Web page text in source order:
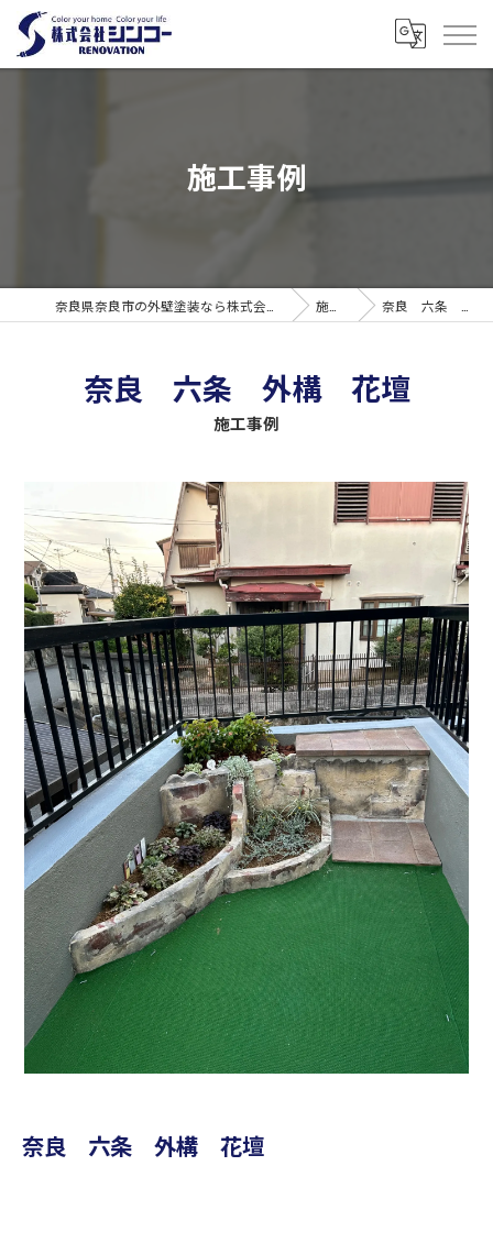
施工事例
施工事例 奈良 六条 外構 花壇
施工事例
奈良 六条 外構 花壇
奈良 六条 外構 花壇